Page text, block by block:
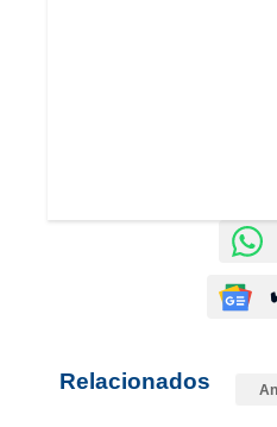
Relacionados